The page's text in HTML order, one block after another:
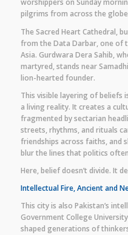
worshippers on Sunday
pilgrims from across the
The Sacred Heart Cathedral,
from the Data Darbar, one of
Asia. Gurdwara Dera Sahib,
martyred, stands near
lion-hearted founder.
This visible layering of
a living reality. It creates a
fragmented by sectarian
streets, rhythms, and rituals
friendships across faiths, and
blur the lines that politics
Here, belief doesn’t divide. It
Intellectual Fire, Ancient and
This city is also Pakistan’s
Government College
shaped generations of